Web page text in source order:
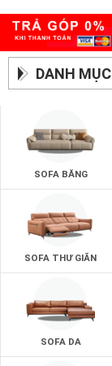
DANH
SOFA BĂNG
SOFA THƯ GIÃN
SOFA DA